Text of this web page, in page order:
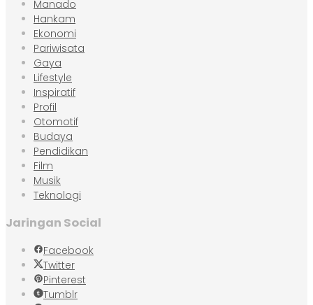
Manado
Hankam
Ekonomi
Pariwisata
Gaya
Lifestyle
Inspiratif
Profil
Otomotif
Budaya
Pendidikan
Film
Musik
Teknologi
Jaringan Social
Facebook
Twitter
Pinterest
Tumblr